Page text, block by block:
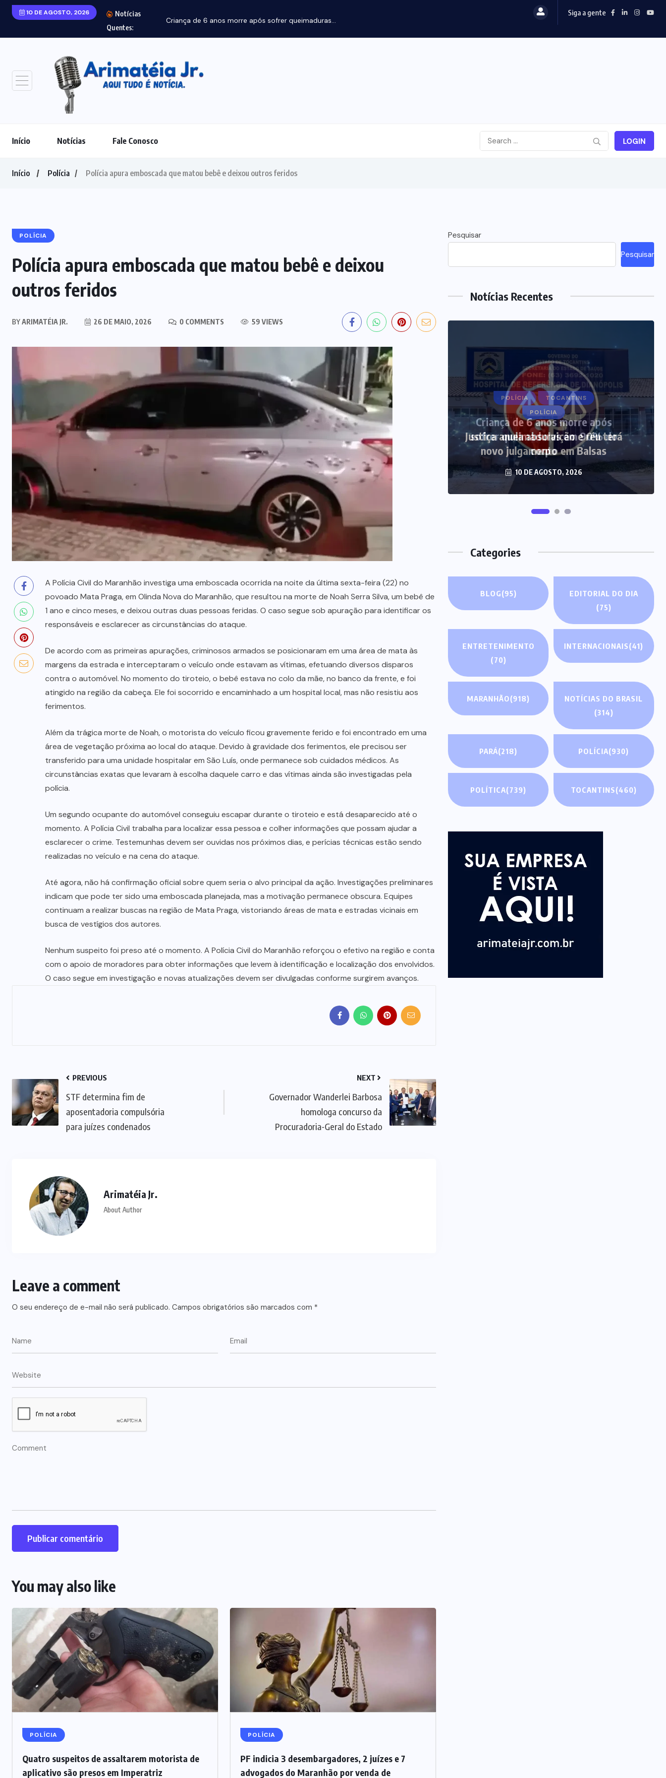
10 DE AGOSTO, 2026
Notícias
Quentes:
Criança de 6 anos morre após sofrer queimaduras...
Siga a gente
Início Notícias Fale Conosco LOGIN
Início Polícia Polícia apura emboscada que matou bebê e deixou outros feridos
POLÍCIA
Polícia apura emboscada que matou bebê e deixou
outros feridos
BYARIMATÉIA JR. 26 DE MAIO, 2026 0 COMMENTS 59 VIEWS
A Polícia Civil do Maranhão investiga uma emboscada ocorrida na noite da última sexta-feira (22) no
povoado Mata Praga, em Olinda Nova do Maranhão, que resultou na morte de Noah Serra Silva, um bebê de
1 ano e cinco meses, e deixou outras duas pessoas feridas. O caso segue sob apuração para identificar os
responsáveis e esclarecer as circunstâncias do ataque.
De acordo com as primeiras apurações, criminosos armados se posicionaram em uma área de mata às
margens da estrada e interceptaram o veículo onde estavam as vítimas, efetuando diversos disparos
contra o automóvel. No momento do tiroteio, o bebê estava no colo da mãe, no banco da frente, e foi
atingido na região da cabeça. Ele foi socorrido e encaminhado a um hospital local, mas não resistiu aos
ferimentos.
Além da trágica morte de Noah, o motorista do veículo ficou gravemente ferido e foi encontrado em uma
área de vegetação próxima ao local do ataque. Devido à gravidade dos ferimentos, ele precisou ser
transferido para uma unidade hospitalar em São Luís, onde permanece sob cuidados médicos. As
circunstâncias exatas que levaram à escolha daquele carro e das vítimas ainda são investigadas pela
polícia.
Um segundo ocupante do automóvel conseguiu escapar durante o tiroteio e está desaparecido até o
momento. A Polícia Civil trabalha para localizar essa pessoa e colher informações que possam ajudar a
esclarecer o crime. Testemunhas devem ser ouvidas nos próximos dias, e perícias técnicas estão sendo
realizadas no veículo e na cena do ataque.
Até agora, não há confirmação oficial sobre quem seria o alvo principal da ação. Investigações preliminares
indicam que pode ter sido uma emboscada planejada, mas a motivação permanece obscura. Equipes
continuam a realizar buscas na região de Mata Praga, vistoriando áreas de mata e estradas vicinais em
busca de vestígios dos autores.
Nenhum suspeito foi preso até o momento. A Polícia Civil do Maranhão reforçou o efetivo na região e conta
com o apoio de moradores para obter informações que levem à identificação e localização dos envolvidos.
O caso segue em investigação e novas atualizações devem ser divulgadas conforme surgirem avanços.
PREVIOUS
STF determina fim de
aposentadoria compulsória
para juízes condenados
NEXT
Governador Wanderlei Barbosa
homologa concurso da
Procuradoria-Geral do Estado
Arimatéia Jr.
About Author
Leave a comment
O seu endereço de e-mail não será publicado. Campos obrigatórios são marcados com *
You may also like
POLÍCIA
Quatro suspeitos de assaltarem motorista de
aplicativo são presos em Imperatriz
POLÍCIA
PF indicia 3 desembargadores, 2 juízes e 7
advogados do Maranhão por venda de
Pesquisar
Pesquisar
Notícias Recentes
Eduardo Braide não vai ao
primeiro debate televisionado ao
Governo do Maranhão em 2026
POLÍCIA TOCANTINS
Criança de 6 anos morre após
sofrer queimaduras em 90% do
corpo
10 DE AGOSTO, 2026
POLÍCIA
Justiça anula absolvição e réu terá
novo julgamento em Balsas
10 DE AGOSTO, 2026
Categories
BLOG(95)
EDITORIAL DO DIA
(75)
ENTRETENIMENTO
(70)
INTERNACIONAIS(41)
MARANHÃO(918)
NOTÍCIAS DO BRASIL
(314)
PARÁ(218) POLÍCIA(930)
POLÍTICA(739) TOCANTINS(460)